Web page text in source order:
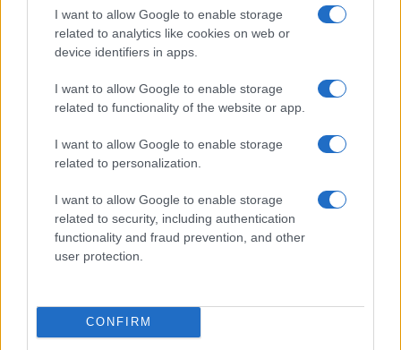
I want to allow Google to enable storage
related to analytics like cookies on web or
device identifiers in apps.
I want to allow Google to enable storage
related to functionality of the website or app.
I want to allow Google to enable storage
related to personalization.
I want to allow Google to enable storage
related to security, including authentication
functionality and fraud prevention, and other
user protection.
CONFIRM
PIÙ LETTI
Scopri le Olimpiadi Milano Cortina: Sport, Cultura e
Auto a noleggio a Cortina d’Ampezzo: soluzioni
Camminare in montagna con i figli: percorsi adatti e
Scopri il paradiso degli sport invernali nella
Kleinwalsertal
Bob Dylan in concerto: date e luoghi delle esibizioni